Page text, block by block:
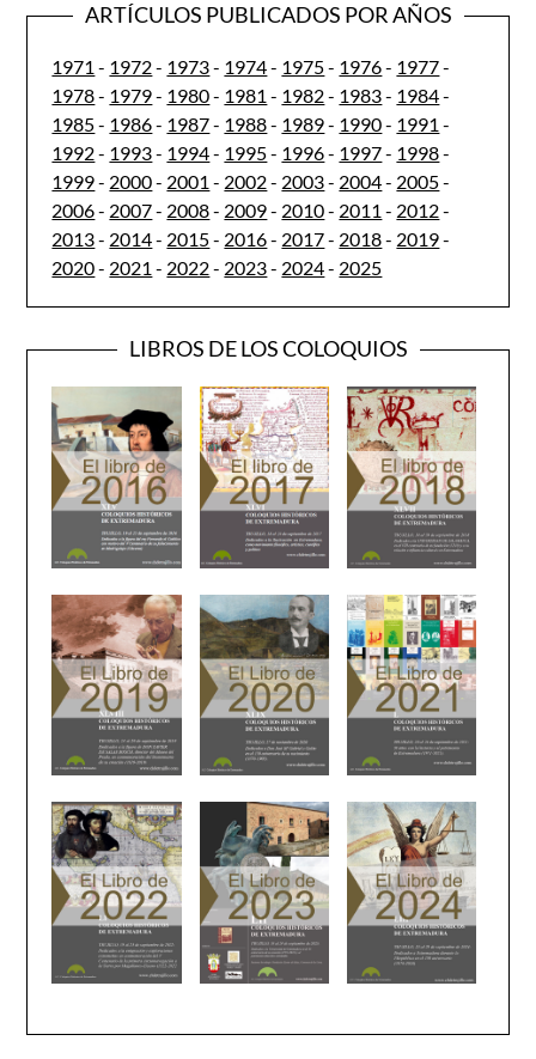
ARTÍCULOS PUBLICADOS POR AÑOS
1971 - 1972- 1973- 1974- 1975- 1976- 1977-
1978- 1979- 1980- 1981 - 1982- 1983- 1984-
1985- 1986- 1987- 1988- 1989- 1990- 1991 -
1992- 1993- 1994- 1995- 1996- 1997- 1998-
1999- 2000- 2001 - 2002- 2003- 2004- 2005-
2006- 2007- 2008- 2009- 2010- 2011 - 2012-
2013- 2014- 2015- 2016- 2017- 2018- 2019-
2020- 2021 - 2022- 2023- 2024- 2025
LIBROS DE LOS COLOQUIOS